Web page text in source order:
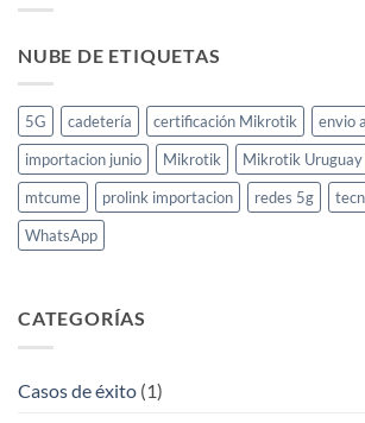
NUBE DE ETIQUETAS
5G cadetería certificación Mikrotik envio
importacion junio
Mikrotik Mikrotik Uruguay
mtcume
prolink importacion redes 5g
WhatsApp
CATEGORÍAS
Casos de éxito (1)